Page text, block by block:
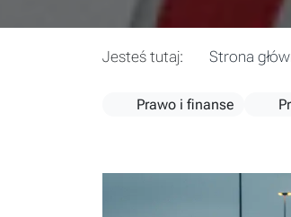
Jesteś tutaj: Strona
Prawo i finanse